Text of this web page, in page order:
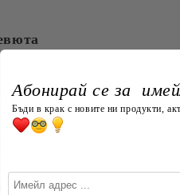
тишлайфер с коледни
състоящ се от
ще зарадват малки и
Абонирай се за
Бъди в крак с новите ни продукти,